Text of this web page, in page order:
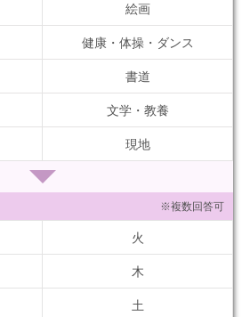
絵画
健康・体操・ダンス
書道
文学・教養
現地
※複数回答可
火
木
土